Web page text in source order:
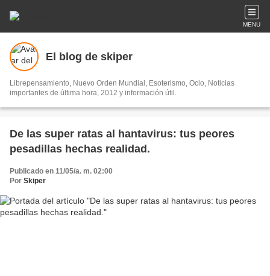
MENU
El blog de skiper
Librepensamiento, Nuevo Orden Mundial, Esoterismo, Ocio, Noticias
importantes de última hora, 2012 y información útil.
De las super ratas al hantavirus: tus peores
pesadillas hechas realidad.
Publicado en 11/05/a. m. 02:00
Por Skiper